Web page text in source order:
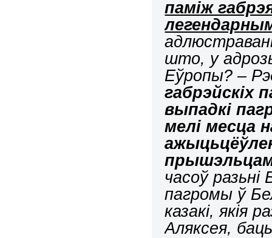
паміж
што, у
Еўропы? –
габрэйскіх
выпадкі
мелі месца
часоў разьні
пагромы ў
казакі, якія
Аляксея,